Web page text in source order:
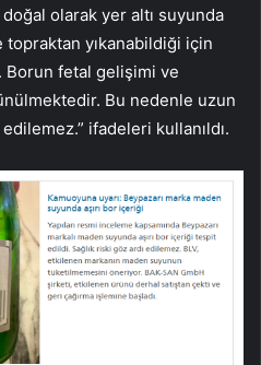
olarak yer altı suyunda
topraktan yıkanabildiği için
Borun fetal gelişimi ve
Bu nedenle uzun
ifadeleri kullanıldı.